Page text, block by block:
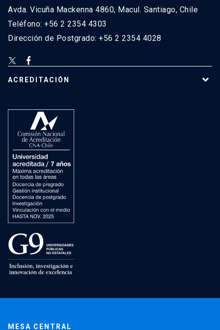
Avda. Vicuña Mackenna 4860, Macul. Santiago, Chile
Teléfono: +56 2 2354 4303
Dirección de Postgrado: +56 2 2354 4028
ACREDITACIÓN
MESA CENTRAL